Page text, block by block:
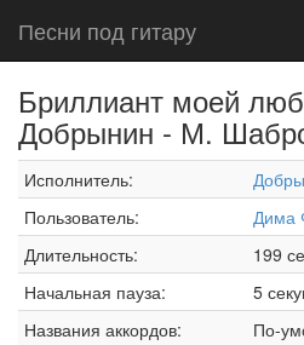
Песни под гитару
Бриллиант моей
Добрынин - М.
Исполнитель:
Пользователь:
Дима
Длительность:
199
Начальная пауза:
5
Названия аккордов:
По-